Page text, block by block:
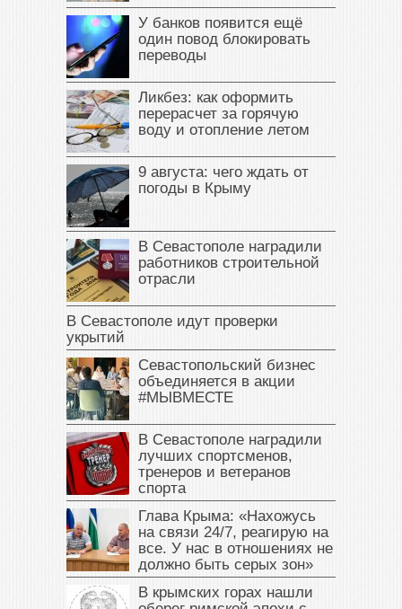
У банков появится ещё
один повод блокировать
переводы
Ликбез: как оформить
перерасчет за горячую
воду и отопление летом
9 августа: чего ждать от
погоды в Крыму
В Севастополе наградили
работников строительной
отрасли
В Севастополе идут проверки
укрытий
Севастопольский бизнес
объединяется в акции
#МЫВМЕСТЕ
В Севастополе наградили
лучших спортсменов,
тренеров и ветеранов
спорта
Глава Крыма: «Нахожусь
на связи 24/7, реагирую на
все. У нас в отношениях не
должно быть серых зон»
В крымских горах нашли